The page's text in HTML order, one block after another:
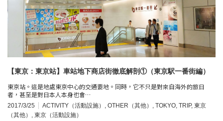
【東京：東京站】車站地下商店街徹底解剖①（東京駅一番街編）
東京站。這是地處東京中心的交通要地。同時，它不只是對來自海外的旅日
者，甚至是對日本人本身也會…
2017/3/25 ACTIVITY（活動設施） OTHER（其他） TOKYO TRIP, 東京
（其他）
東京（活動設施）